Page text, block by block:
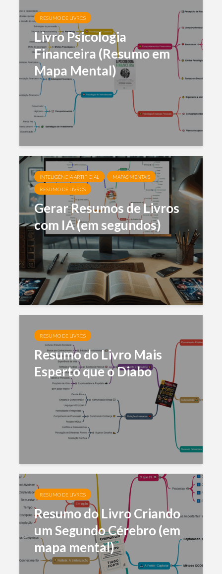
RESUMO DE LIVROS
Livro Psicologia
Financeira (Resumo em
Mapa Mental)
INTELIGÊNCIA ARTIFICIAL MAPAS MENTAIS
RESUMO DE LIVROS
Gerar Resumos de Livros
com IA (em segundos)
RESUMO DE LIVROS
Resumo do Livro Mais
Esperto que o Diabo
RESUMO DE LIVROS
Resumo do Livro Criando
um Segundo Cérebro (em
mapa mental)